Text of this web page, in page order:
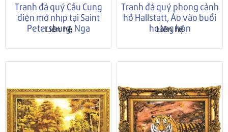
Tranh đá quý Cầu Cung
điện mở nhịp tại Saint
Petersburg, Nga
Liên hệ
Tranh đá quý phong cảnh
hồ Hallstatt, Áo vào buổi
hoàng hôn
Liên hệ